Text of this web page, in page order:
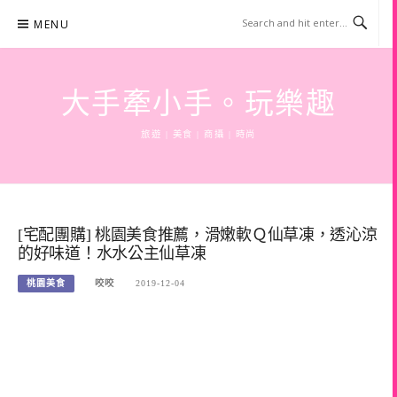
content
MENU
大手牽小手。玩樂趣
旅遊 | 美食 | 商攝 | 時尚
[宅配團購] 桃園美食推薦，滑嫩軟Ｑ仙草凍，透沁涼
的好味道！水水公主仙草凍
桃園美食 咬咬 2019-12-04